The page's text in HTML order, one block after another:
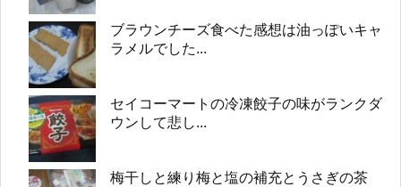
ブラウンチーズ食べた感想は油っぽいキャ
ラメルでした...
セイコーマートの冷凍餃子の味がランクダ
ウンして悲し...
梅干しと練り梅と塩の補充とうさぎの茶